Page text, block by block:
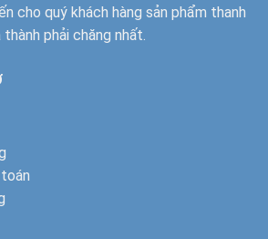
cho quý khách hàng sản phẩm thanh
phải chăng nhất.